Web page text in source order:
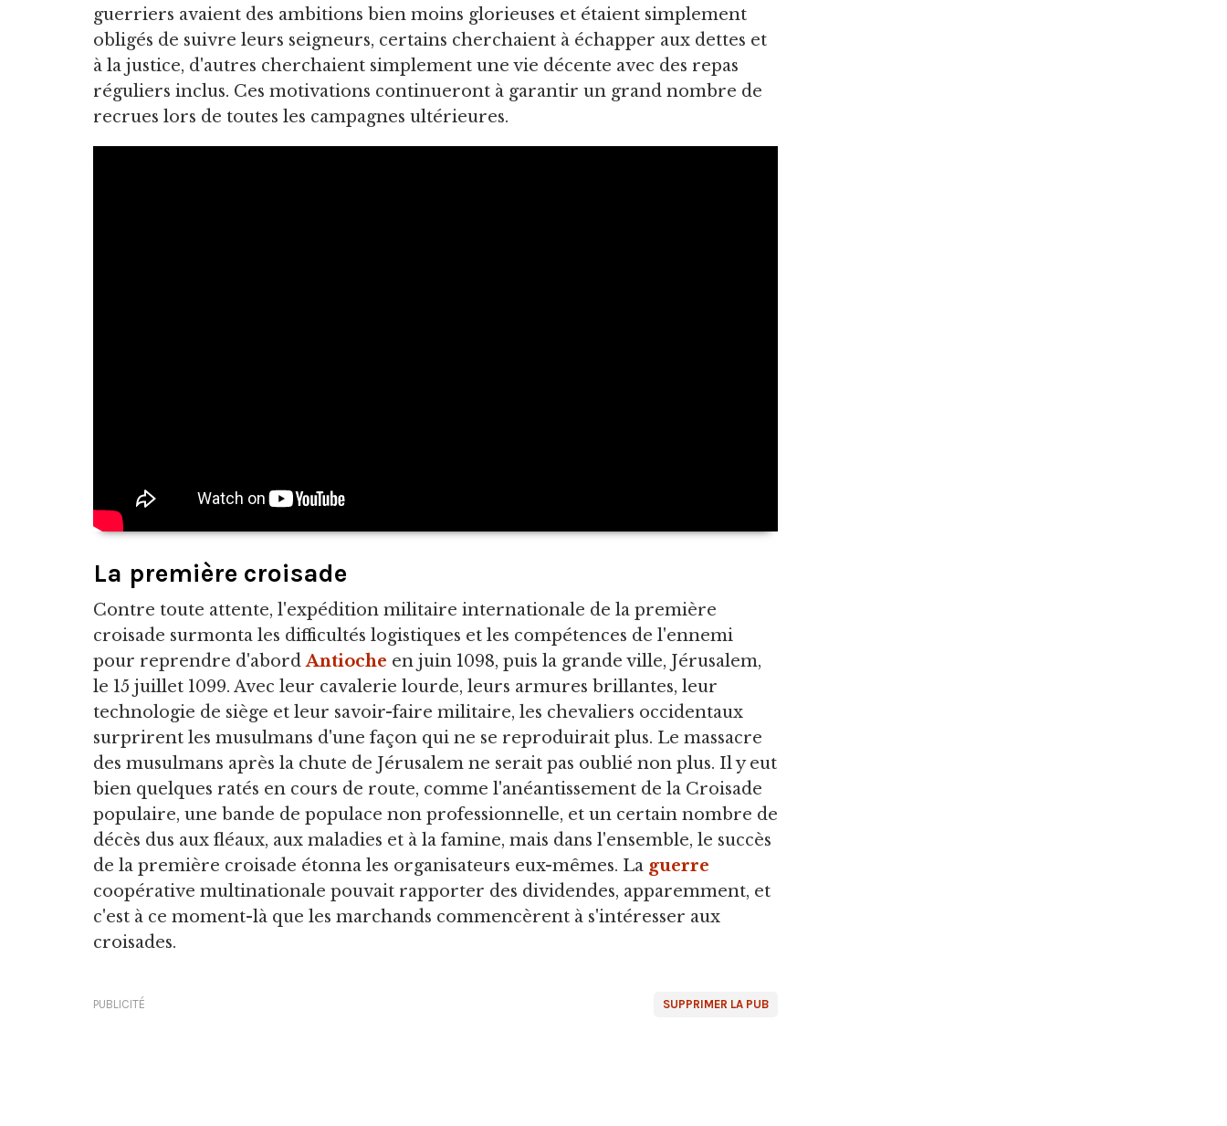
guerriers avaient des ambitions bien moins glorieuses et étaient simplement
obligés de suivre leurs seigneurs, certains cherchaient à échapper aux dettes et
à la justice, d'autres cherchaient simplement une vie décente avec des repas
réguliers inclus. Ces motivations continueront à garantir un grand nombre de
recrues lors de toutes les campagnes ultérieures.
La première croisade
Contre toute attente, l'expédition militaire internationale de la première
croisade surmonta les difficultés logistiques et les compétences de l'ennemi
pour reprendre d'abordAntioche en juin 1098, puis la grande ville, Jérusalem,
le 15 juillet 1099. Avec leur cavalerie lourde, leurs armures brillantes, leur
technologie de siège et leur savoir-faire militaire, les chevaliers occidentaux
surprirent les musulmans d'une façon qui ne se reproduirait plus. Le massacre
des musulmans après la chute de Jérusalem ne serait pas oublié non plus. Il y eut
bien quelques ratés en cours de route, comme l'anéantissement de la Croisade
populaire, une bande de populace non professionnelle, et un certain nombre de
décès dus aux fléaux, aux maladies et à la famine, mais dans l'ensemble, le succès
de la première croisade étonna les organisateurs eux-mêmes. La guerre
coopérative multinationale pouvait rapporter des dividendes, apparemment, et
c'est à ce moment-là que les marchands commencèrent à s'intéresser aux
croisades.
SUPPRIMER LA PUB
PUBLICITÉ